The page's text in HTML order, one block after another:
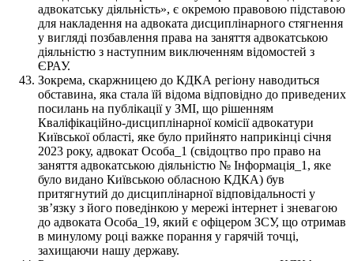
адвокатську діяльність», є окремою правовою підставою
для накладення на адвоката дисциплінарного стягнення
у вигляді позбавлення права на заняття адвокатською
діяльністю з наступним виключенням відомостей з
ЄРАУ.
Зокрема, скаржницею до КДКА регіону наводиться
обставина, яка стала їй відома відповідно до приведених
посилань на публікації у ЗМІ, що рішенням
Кваліфікаційно-дисциплінарної комісії адвокатури
Київської області, яке було прийнято наприкінці січня
2023 року, адвокат Особа_1 (свідоцтво про право на
заняття адвокатською діяльністю № Інформація_1, яке
було видано Київською обласною КДКА) був
притягнутий до дисциплінарної відповідальності у
звʼязку з його поведінкою у мережі інтернет і зневагою
до адвоката Особа_19, який є офіцером ЗСУ, що отримав
в минулому році важке порання у гарячій точці,
захищаючи нашу державу.